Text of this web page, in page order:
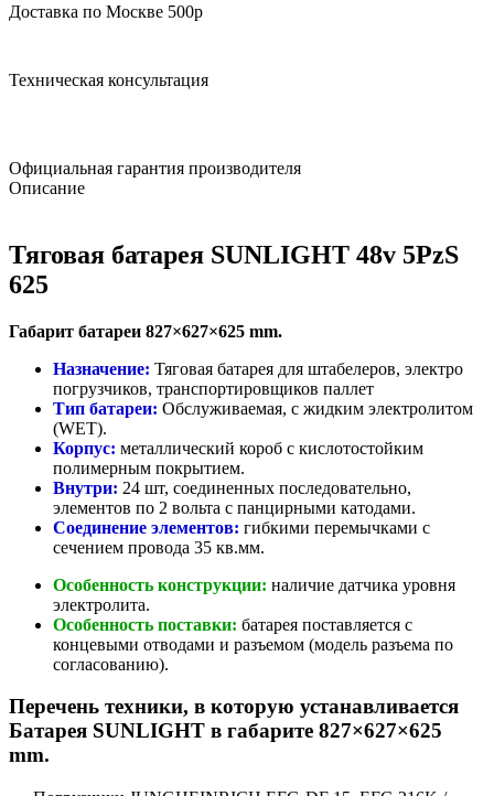
Доставка по Москве 500р
Техническая консультация
Официальная гарантия производителя
Описание
Тяговая батарея SUNLIGHT 48v 5PzS
625
Габарит батареи 827×627×625 mm.
Назначение: Тяговая батарея для штабелеров, электро
погрузчиков, транспортировщиков паллет
Тип батареи: Обслуживаемая, с жидким электролитом
(WET).
Корпус: металлический короб с кислотостойким
полимерным покрытием.
Внутри: 24 шт, соединенных последовательно,
элементов по 2 вольта с панцирными катодами.
Соединение элементов: гибкими перемычками с
сечением провода 35 кв.мм.
Особенность конструкции: наличие датчика уровня
электролита.
Особенность поставки: батарея поставляется с
концевыми отводами и разъемом (модель разъема по
согласованию).
Перечень техники, в которую устанавливается
Батарея SUNLIGHT в габарите 827×627×625
mm.